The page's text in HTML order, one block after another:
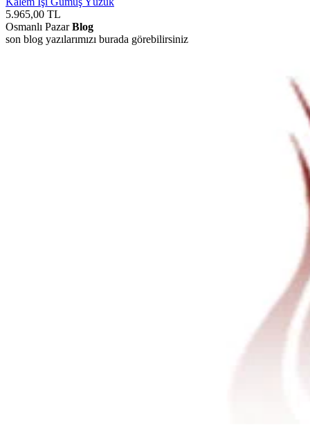
5.965,00 TL
Osmanlı PazarBlog
son blog yazılarımızı burada görebilirsiniz